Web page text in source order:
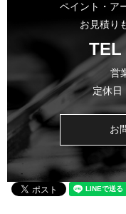
ペイント・ア
お見積り
TEL
営
定休日
お